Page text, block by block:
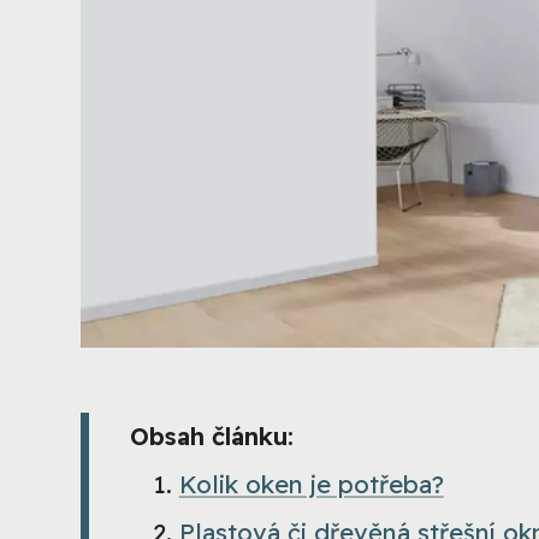
Obsah článku:
Kolik oken je potřeba?
Plastová či dřevěná střešní